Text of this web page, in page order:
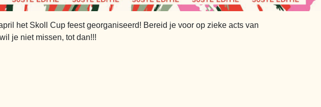
het Skoll Cup feest georganiseerd! Bereid je voor op zieke acts van
je niet missen, tot dan!!!